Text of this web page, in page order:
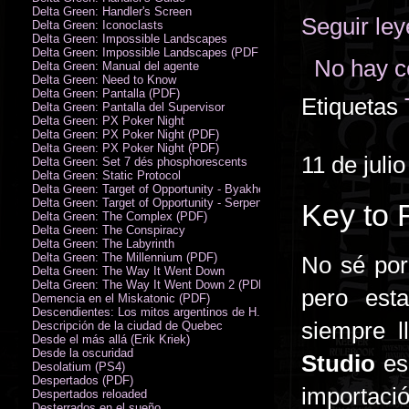
Seguir
No hay
Etiquetas
11 de
Key to
No sé
pero
siempre
Studio
Delta Green: Handler's Screen
Delta Green: Iconoclasts
Delta Green: Impossible Landscapes
Delta Green: Impossible Landscapes (PDF - Espiral)
Delta Green: Manual del agente
Delta Green: Need to Know
Delta Green: Pantalla (PDF)
Delta Green: Pantalla del Supervisor
Delta Green: PX Poker Night
Delta Green: PX Poker Night (PDF)
Delta Green: PX Poker Night (PDF)
Delta Green: Set 7 dés phosphorescents
Delta Green: Static Protocol
Delta Green: Target of Opportunity - Byakhee
Delta Green: Target of Opportunity - Serpent Man
Delta Green: The Complex (PDF)
Delta Green: The Conspiracy
Delta Green: The Labyrinth
Delta Green: The Millennium (PDF)
Delta Green: The Way It Went Down
Delta Green: The Way It Went Down 2 (PDF)
Demencia en el Miskatonic (PDF)
Descendientes: Los mitos argentinos de H.P. Lovecraft
Descripción de la ciudad de Quebec
Desde el más allá (Erik Kriek)
Desde la oscuridad
Desolatium (PS4)
Despertados (PDF)
Despertados reloaded